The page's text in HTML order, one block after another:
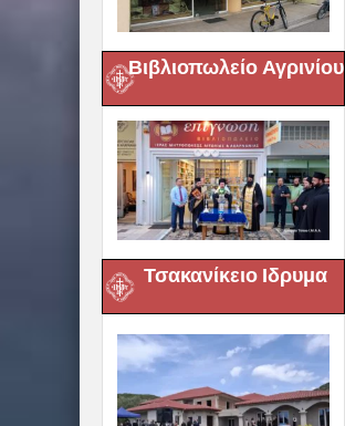
Βιβλιοπωλείο Αγρινίου
Τσακανίκειο Ιδρυμα